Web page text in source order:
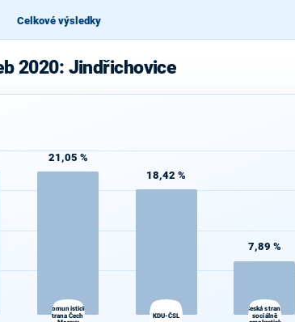
Celkové výsledky
2020: Jindřichovice
21,05 %
Komunistická
strana Čech a
18,42 %
KDU-ČSL
7,89 %
Česká strana
sociálně